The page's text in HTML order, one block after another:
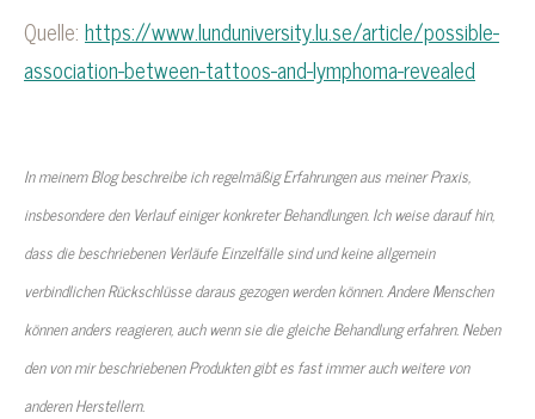
Quelle: https://www.lunduniversity.lu.se/article/possible-
association-between-tattoos-and-lymphoma-revealed
In meinem Blog beschreibe ich regelmäßig Erfahrungen aus meiner Praxis,
insbesondere den Verlauf einiger konkreter Behandlungen. Ich weise darauf hin,
dass die beschriebenen Verläufe Einzelfälle sind und keine allgemein
verbindlichen Rückschlüsse daraus gezogen werden können. Andere Menschen
können anders reagieren, auch wenn sie die gleiche Behandlung erfahren. Neben
den von mir beschriebenen Produkten gibt es fast immer auch weitere von
anderen Herstellern.